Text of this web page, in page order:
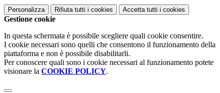
Personalizza Rifiuta tutti i cookies Accetta tutti i cookies
Gestione cookie
In questa schermata è possibile scegliere quali cookie consentire.
I cookie necessari sono quelli che consentono il funzionamento della
piattaforma e non è possibile disabilitarli.
Per conoscere quali sono i cookie necessari al funzionamento potete
visionare la COOKIE POLICY.